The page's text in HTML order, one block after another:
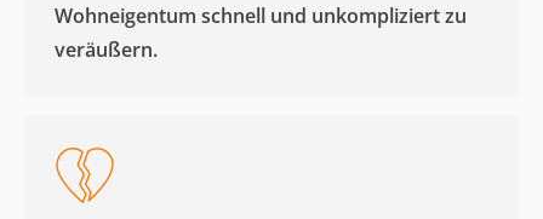
Wohneigentum schnell und unkompliziert zu
veräußern. ​